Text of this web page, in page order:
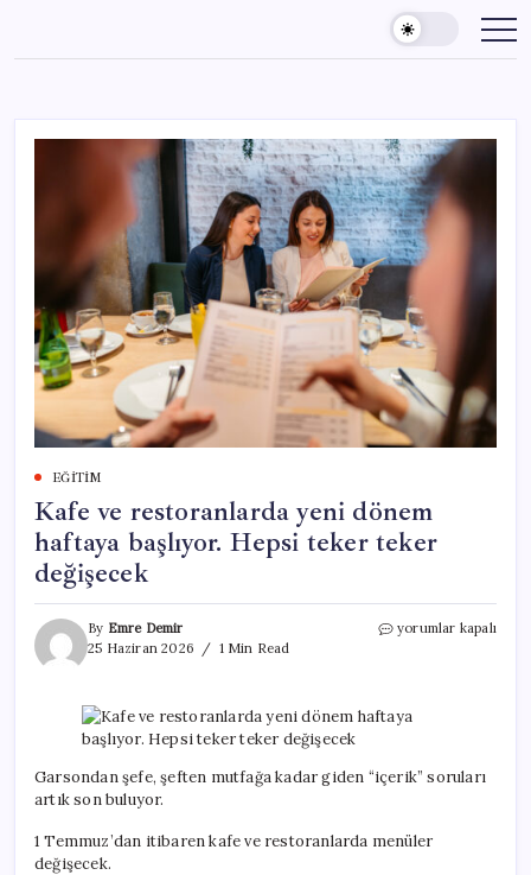
content
EĞITIM
Kafe ve restoranlarda yeni dönem
haftaya başlıyor. Hepsi teker teker
değişecek
By Emre Demir
25 Haziran 2026
1 Min Read
Kafe
haftaya
Hepsi
teker
için
yorumlar kapalı
Garsondan şefe, şeften mutfağa kadar giden “içerik” soruları
artık son buluyor.
1 Temmuz’dan itibaren kafe ve restoranlarda menüler
değişecek.